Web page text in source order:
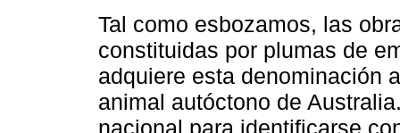
Tal como esbozamos, las
constituidas por plumas de
adquiere esta denominación
animal autóctono de
nacional para identificarse